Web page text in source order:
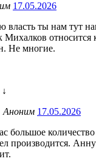
17.05.2026
власть ты нам тут
Михалков относится
Не многие.
↓
Аноним 17.05.2026
большое
производится.